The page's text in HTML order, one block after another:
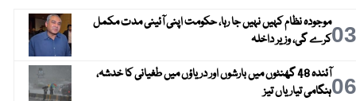
03موجودہ نظام کہیں نہیں جا رہا، حکومت اپنی آئینی مدت مکمل
کرے گی، وزیر داخلہ
06
آئندہ 48 گھنٹوں میں بارشوں اور دریاؤں میں طغیانی کا خدشہ،
ہنگامی تیاریاں تیز